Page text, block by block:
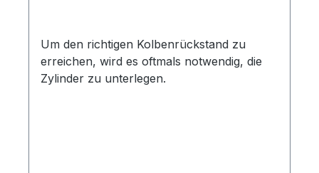
Um den richtigen Kolbenrückstand zu
erreichen, wird es oftmals notwendig, die
Zylinder zu unterlegen.